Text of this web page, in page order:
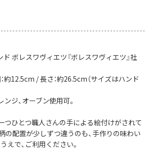
ボレスワヴィエツ『ボレスワヴィエツ』社
約12.5cm / 長さ：約26.5cm（サイズはハンド
ジ、オーブン使用可。
つひとつ職人さんの手による絵付けがされて
の配置が少しずつ違うのも、手作りの味わい
えで、ご利用ください。